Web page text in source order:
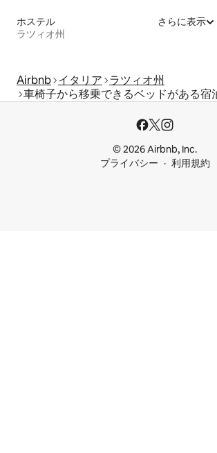
ホステル
ラツィオ州
さらに表示
Airbnb イタリア ラツィオ州
車椅子から移乗できるベッドがある宿
© 2026 Airbnb, Inc.
プライバシー
利用規約